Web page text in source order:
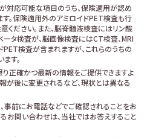
対応可能な項目のうち、保険適用が認め
。保険適用外のアミロイドPET検査も行
ください。また、脳脊髄液検査にはリン酸
タ検査が、脳画像検査にはCT検査、MRI
検査が含まれますが、これらのうちの
す。
正確かつ最新の情報をご提供できますよ
が後に変更されるなど、現状とは異なる
事前にお電話などでご確認されることをお
お問い合わせは、当社ではお答えすること